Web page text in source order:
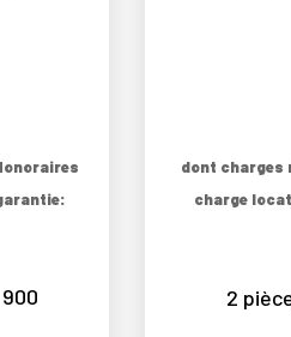
900
dont charges
charge
2